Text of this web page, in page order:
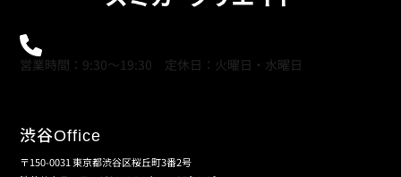
営業時間：9:30～19:30 定休日：火曜日・水曜日
渋谷Office
〒150-0031 東京都渋谷区桜丘町3番2号